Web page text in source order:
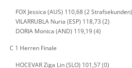
FOX Jessica (AUS) 110,68 (2 Strafsekunden)
VILARRUBLA Nuria (ESP) 118,73 (2)
DORIA Monica (AND) 119,19 (4)
C 1 Herren Finale
HOCEVAR Ziga Lin (SLO) 101,57 (0)